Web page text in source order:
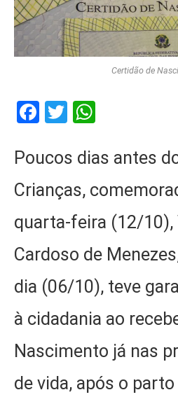
Certidão de
Facebook
Twitter
Poucos dias antes
Crianças,
quarta-feira (12/10),
Cardoso de
dia (06/10), teve
à cidadania ao
Nascimento já nas
de vida, após o